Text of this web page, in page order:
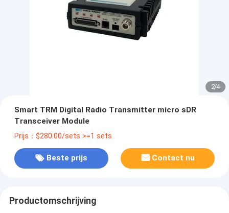
2/4
Smart TRM Digital Radio Transmitter micro sDR
Transceiver Module
Prijs：$280.00/sets >=1 sets
Beste prijs Contact nu
Productomschrijving